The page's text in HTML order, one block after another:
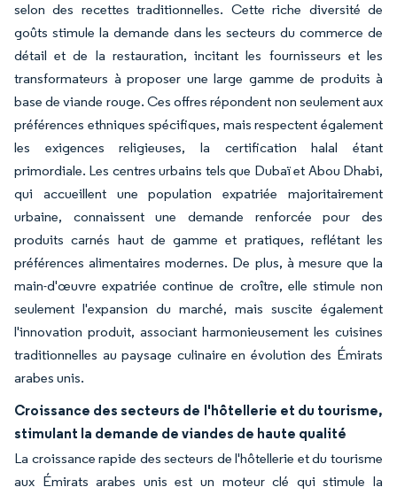
selon des recettes traditionnelles. Cette riche diversité de
goûts stimule la demande dans les secteurs du commerce de
détail et de la restauration, incitant les fournisseurs et les
transformateurs à proposer une large gamme de produits à
base de viande rouge. Ces offres répondent non seulement aux
préférences ethniques spécifiques, mais respectent également
les exigences religieuses, la certification halal étant
primordiale. Les centres urbains tels que Dubaï et Abou Dhabi,
qui accueillent une population expatriée majoritairement
urbaine, connaissent une demande renforcée pour des
produits carnés haut de gamme et pratiques, reflétant les
préférences alimentaires modernes. De plus, à mesure que la
main-d'œuvre expatriée continue de croître, elle stimule non
seulement l'expansion du marché, mais suscite également
l'innovation produit, associant harmonieusement les cuisines
traditionnelles au paysage culinaire en évolution des Émirats
arabes unis.
Croissance des secteurs de l'hôtellerie et du tourisme,
stimulant la demande de viandes de haute qualité
La croissance rapide des secteurs de l'hôtellerie et du tourisme
aux Émirats arabes unis est un moteur clé qui stimule la